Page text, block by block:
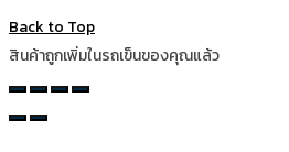
Back to Top
สินค้าถูกเพิ่มในรถเข็นของคุณแล้ว